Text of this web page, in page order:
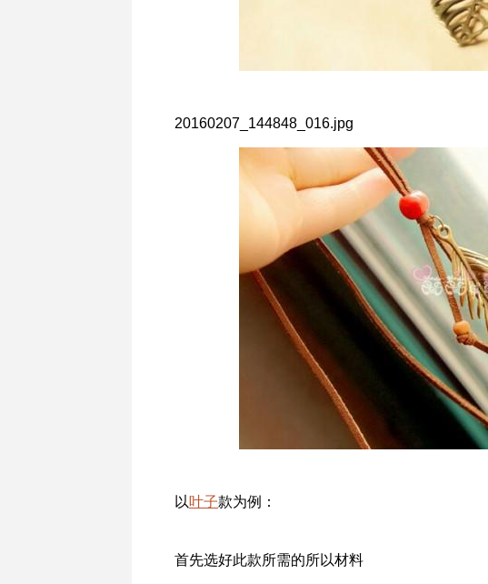
20160207_144848_016.jpg
以叶子款为例：
首先选好此款所需的所以材料